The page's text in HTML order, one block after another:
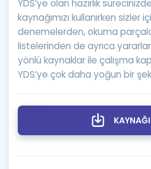
YDS’ye olan hazırlık
kaynağımızı kullanırken sizler
denemelerden, okuma
listelerinden de ayrıca
yönlü kaynaklar ile çalışma
YDS’ye çok daha yoğun bir